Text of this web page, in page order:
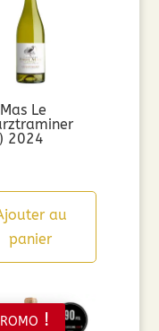
Le
2024
au
panier
!